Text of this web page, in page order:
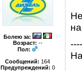
Болею за:
Возраст: --
Пол:
Сообщений: 164
Предупреждений: 0